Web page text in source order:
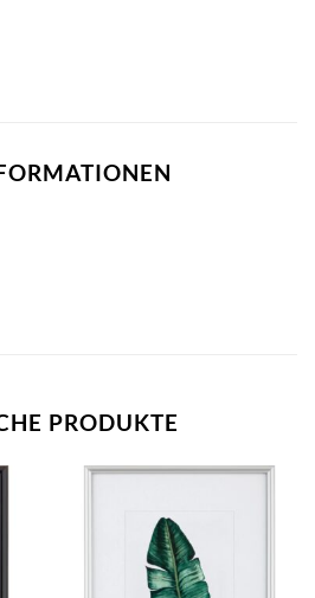
PRODUKTE